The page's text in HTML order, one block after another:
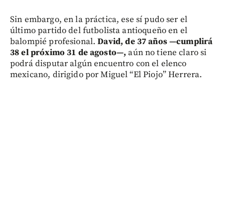
Sin embargo, en la práctica, ese sí pudo ser el
último partido del futbolista antioqueño en el
balompié profesional.David, de 37 años —cumplirá
38 el próximo 31 de agosto—, aún no tiene claro si
podrá disputar algún encuentro con el elenco
mexicano, dirigido por Miguel “El Piojo” Herrera.